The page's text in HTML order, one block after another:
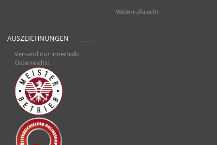
Widerrufsrecht
AUSZEICHNUNGEN
Versand nur innerhalb
Österreichs!